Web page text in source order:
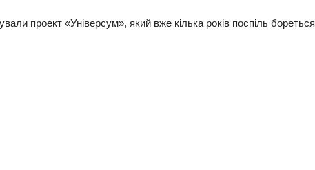
проект «Універсум», який вже кілька років поспіль бореться